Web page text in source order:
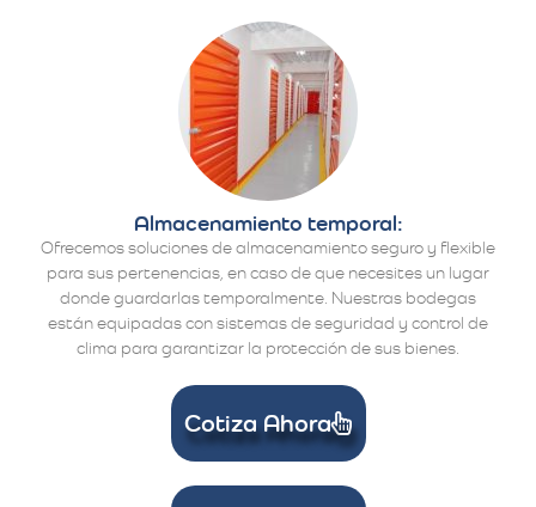
Almacenamiento temporal:
Ofrecemos soluciones de almacenamiento seguro y flexible
para sus pertenencias, en caso de que necesites un lugar
donde guardarlas temporalmente. Nuestras bodegas
están equipadas con sistemas de seguridad y control de
clima para garantizar la protección de sus bienes.
Cotiza Ahora